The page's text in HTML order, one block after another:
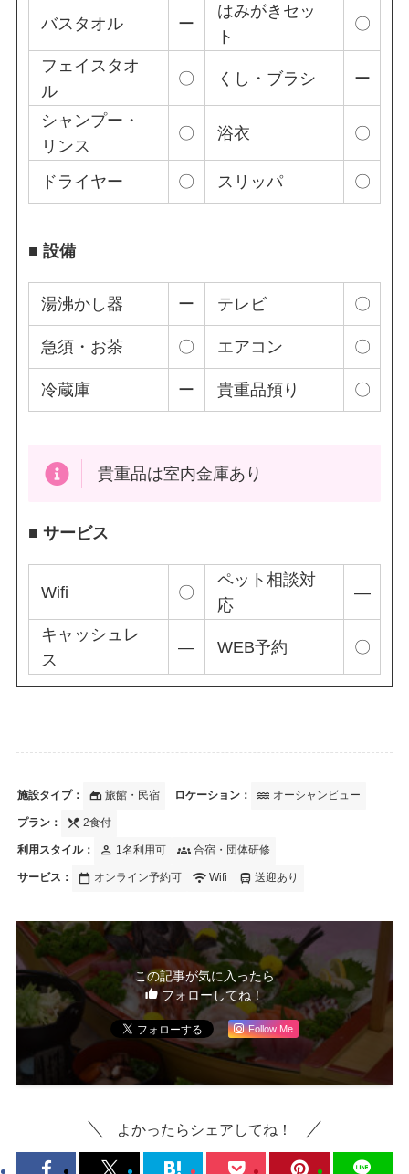
バスタオル ー
はみがきセッ
ト
〇
フェイスタオ
ル
〇 くし・ブラシ ー
シャンプー・
リンス
〇 浴衣 〇
ドライヤー 〇 スリッパ 〇
■ 設備
湯沸かし器 ー テレビ 〇
急須・お茶 〇 エアコン 〇
冷蔵庫 ー 貴重品預り 〇
貴重品は室内金庫あり
■ サービス
Wifi 〇
ペット相談対
応
―
キャッシュレ
ス
― WEB予約 〇
施設タイプ： gite 旅館・民宿 ロケーション： water オーシャンビュー
プラン： local_dining 2食付
利用スタイル： person 1名利用可 groups合宿・団体研修
サービス： calendar_today オンライン予約可 wifiWifi directions_bus 送迎あり
この記事が気に入ったら
フォローしてね！
Follow Me
よかったらシェアしてね！